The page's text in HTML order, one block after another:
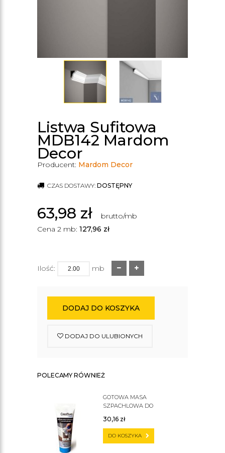
Listwa Sufitowa
MDB142 Mardom
Decor
Producent: Mardom Decor
CZAS DOSTAWY: DOSTĘPNY
63,98 zł
brutto/mb
Cena 2 mb: 127,96 zł
Ilość: mb
DODAJ DO KOSZYKA
DODAJ DO ULUBIONYCH
POLECAMY RÓWNIEŻ
GOTOWA MASA
SZPACHLOWA DO
30,16 zł
DO KOSZYKA